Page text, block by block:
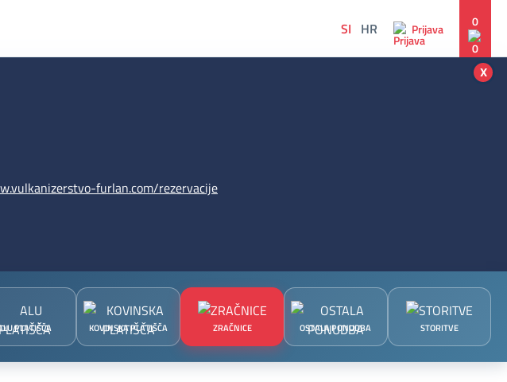
SI HR Prijava 0
furlan.com/rezervacije
x
PLATIŠČA KOVINSKA PLATIŠČA ZRAČNICE OSTALA PONUDBA STORITVE